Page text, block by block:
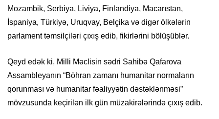
Mozambik, Serbiya, Liviya, Finlandiya, Macarıstan,
İspaniya, Türkiyə, Uruqvay, Belçika və digər ölkələrin
parlament təmsilçiləri çıxış edib, fikirlərini bölüşüblər.
Qeyd edək ki, Milli Məclisin sədri Sahibə Qafarova
Assambleyanın “Böhran zamanı humanitar normaların
qorunması və humanitar fəaliyyətin dəstəklənməsi”
mövzusunda keçirilən ilk gün müzakirələrində çıxış edib.